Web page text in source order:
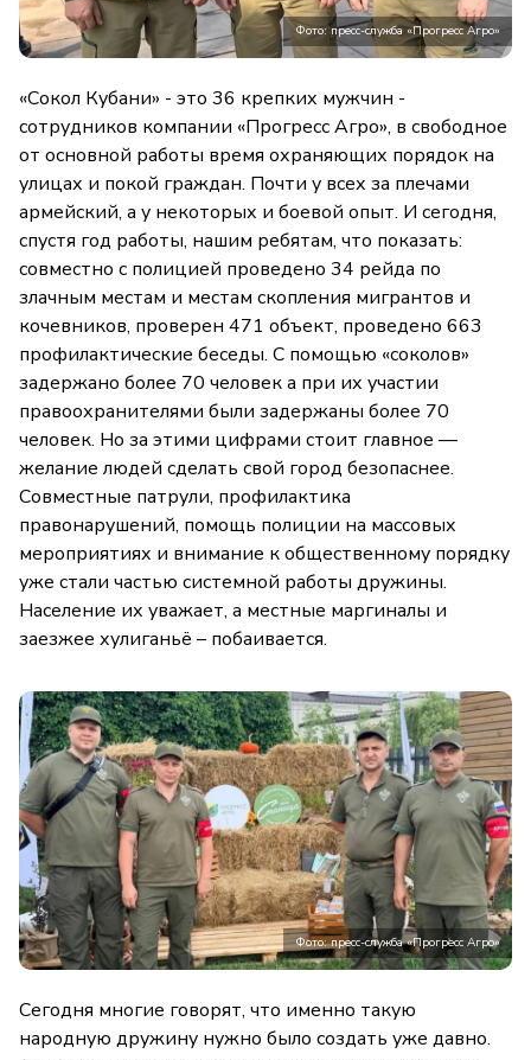
Фото: пресс-служба «Прогресс Агро»
«Сокол Кубани» - это 36 крепких мужчин -
сотрудников компании «Прогресс Агро», в свободное
от основной работы время охраняющих порядок на
улицах и покой граждан. Почти у всех за плечами
армейский, а у некоторых и боевой опыт. И сегодня,
спустя год работы, нашим ребятам, что показать:
совместно с полицией проведено 34 рейда по
злачным местам и местам скопления мигрантов и
кочевников, проверен 471 объект, проведено 663
профилактические беседы. С помощью «соколов»
задержано более 70 человек а при их участии
правоохранителями были задержаны более 70
человек. Но за этими цифрами стоит главное —
желание людей сделать свой город безопаснее.
Совместные патрули, профилактика
правонарушений, помощь полиции на массовых
мероприятиях и внимание к общественному порядку
уже стали частью системной работы дружины.
Население их уважает, а местные маргиналы и
заезжее хулиганьё – побаивается.
Фото: пресс-служба «Прогресс Агро»
Сегодня многие говорят, что именно такую
народную дружину нужно было создать уже давно.